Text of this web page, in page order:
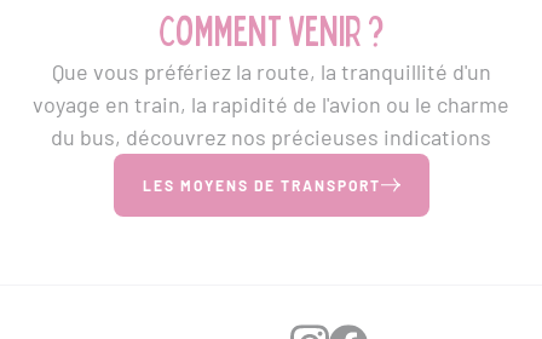
Comment venir ?
Que vous préfériez la route, la tranquillité d'un
voyage en train, la rapidité de l'avion ou le charme
du bus, découvrez nos précieuses indications
LES MOYENS DE TRANSPORT